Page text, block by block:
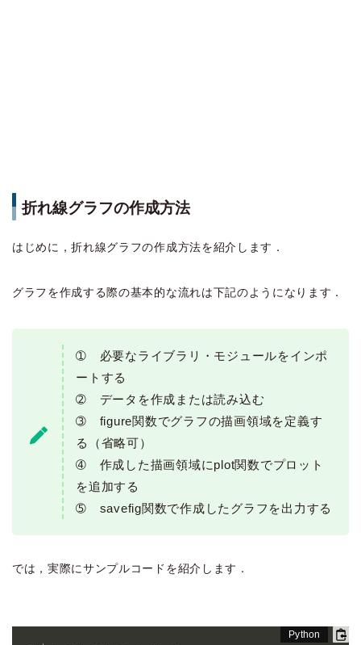
折れ線グラフの作成方法
はじめに，折れ線グラフの作成方法を紹介します．
グラフを作成する際の基本的な流れは下記のようになります．
➀ 必要なライブラリ・モジュールをインポ
ートする
➁ データを作成または読み込む
➂ figure関数でグラフの描画領域を定義す
る（省略可）
➃ 作成した描画領域にplot関数でプロット
を追加する
➄ savefig関数で作成したグラフを出力する
では，実際にサンプルコードを紹介します．